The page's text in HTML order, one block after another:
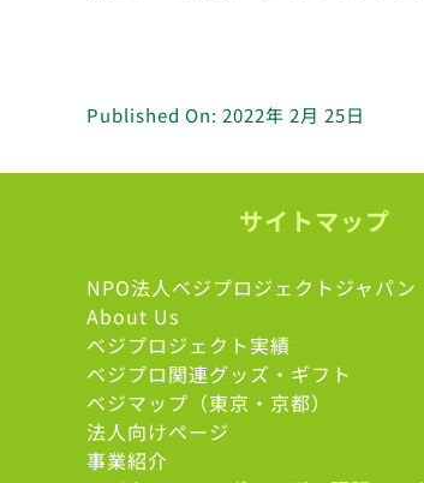
Published On: 2022年 2月 25日
サイトマップ
NPO法人ベジプロジェクトジャパン
About Us
ベジプロジェクト実績
ベジプロ関連グッズ・ギフト
ベジマップ（東京・京都）
法人向けページ
事業紹介